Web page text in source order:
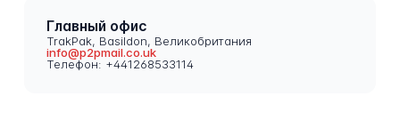
Главный офис
TrakPak, Basildon, Великобритания
info@p2pmail.co.uk
Телефон: +441268533114